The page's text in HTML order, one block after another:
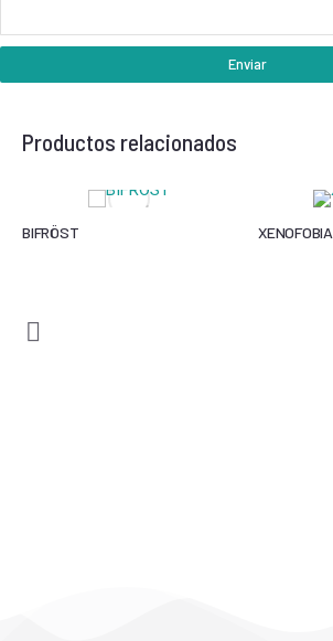
Enviar
Productos relacionados
BIFRÖST XENOFOBIA